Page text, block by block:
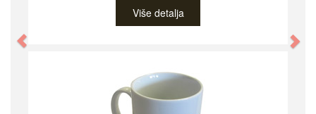
Više detalja